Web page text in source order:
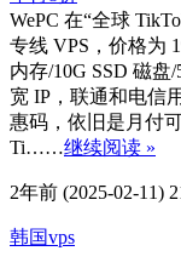
WePC 在“全球
专线 VPS，价格为
内存/10G SSD 磁
宽 IP，联通和电信
惠码，依旧是月付
Ti……继续阅读 »
2年前 (2025-02-11)
韩国vps